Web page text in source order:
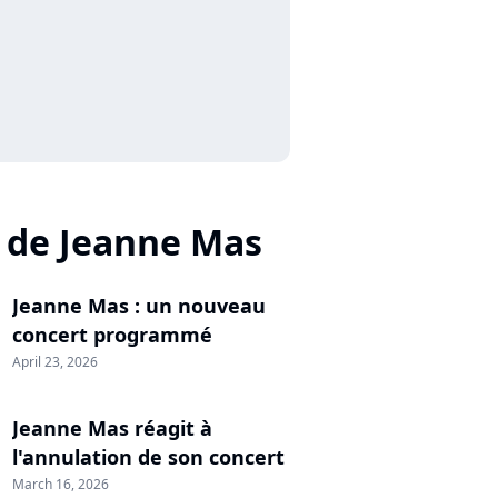
Jeanne Mas
Jeanne Mas : un nouveau
concert programmé
April 23, 2026
Jeanne Mas réagit à
l'annulation de son concert
March 16, 2026